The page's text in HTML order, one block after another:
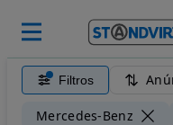
Filtros
Mercedes-Benz